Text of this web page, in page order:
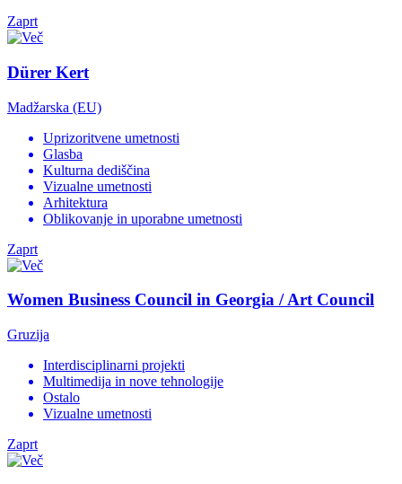
Zaprt
Dürer Kert
Madžarska (EU)
Uprizoritvene umetnosti
Glasba
Kulturna dediščina
Vizualne umetnosti
Arhitektura
Oblikovanje in uporabne umetnosti
Zaprt
Women Business Council in Georgia / Art Council
Gruzija
Interdisciplinarni projekti
Multimedija in nove tehnologije
Ostalo
Vizualne umetnosti
Zaprt